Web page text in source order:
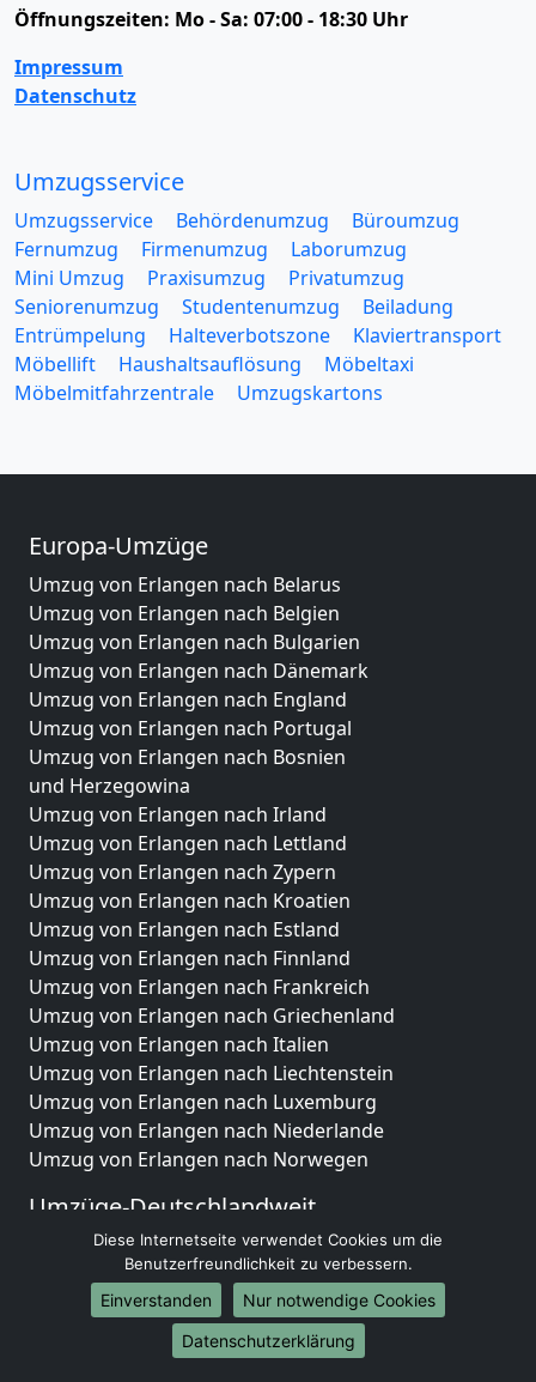
Öffnungszeiten: Mo - Sa: 07:00 - 18:30 Uhr
Impressum
Datenschutz
Umzugsservice
Umzugsservice Behördenumzug
Büroumzug
Fernumzug
Firmenumzug
Laborumzug
Mini Umzug
Praxisumzug
Privatumzug
Seniorenumzug
Studentenumzug
Beiladung
Entrümpelung
Halteverbotszone
Klaviertransport
Möbellift
Haushaltsauflösung
Möbeltaxi
Möbelmitfahrzentrale
Umzugskartons
Europa-Umzüge
Umzug von Erlangen nach Belarus
Umzug von Erlangen nach Belgien
Umzug von Erlangen nach Bulgarien
Umzug von Erlangen nach Dänemark
Umzug von Erlangen nach England
Umzug von Erlangen nach Portugal
Umzug von Erlangen nach Bosnien
und Herzegowina
Umzug von Erlangen nach Irland
Umzug von Erlangen nach Lettland
Umzug von Erlangen nach Zypern
Umzug von Erlangen nach Kroatien
Umzug von Erlangen nach Estland
Umzug von Erlangen nach Finnland
Umzug von Erlangen nach Frankreich
Umzug von Erlangen nach Griechenland
Umzug von Erlangen nach Italien
Umzug von Erlangen nach Liechtenstein
Umzug von Erlangen nach Luxemburg
Umzug von Erlangen nach Niederlande
Umzug von Erlangen nach Norwegen
Umzüge-Deutschlandweit
Umzug von Erlangen nach Berlin
Umzug von Erlangen nach Hamburg
Umzug von Erlangen nach München
Umzug von Erlangen nach Köln
Umzug von Erlangen nach Frankfurt am Main
Diese Internetseite verwendet Cookies um die
Benutzerfreundlichkeit zu verbessern.
Einverstanden
Nur notwendige Cookies
Datenschutzerklärung